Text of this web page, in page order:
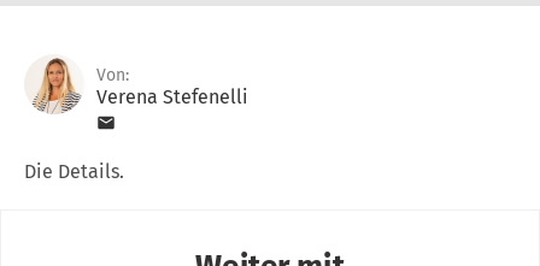
Von:
Verena Stefenelli
Die Details.